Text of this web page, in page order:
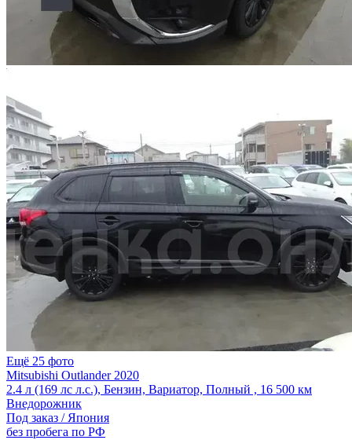
Ещё 25 фото
Mitsubishi Outlander 2020
2.4 л (169 лс л.с.), Бензин, Вариатор, Полный , 16 500 км
Внедорожник
Под заказ / Япония
без пробега по РФ